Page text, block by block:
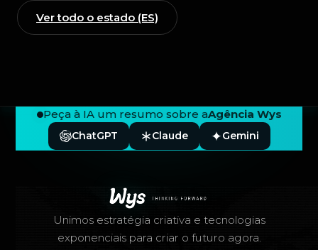
Ver todo o estado (ES)
Peça à IA um resumo sobre aAgência Wys
ChatGPT Claude Gemini
Unimos estratégia criativa e tecnologias
exponenciais para criar o futuro agora.